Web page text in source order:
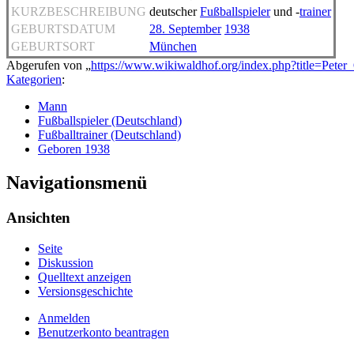
KURZBESCHREIBUNG deutscherFußballspielerund -trainer
GEBURTSDATUM
28. September 1938
GEBURTSORT
München
Abgerufen von „https://www.wikiwaldhof.org/
Kategorien:
Mann
Fußballspieler (Deutschland)
Fußballtrainer (Deutschland)
Geboren 1938
Navigationsmenü
Ansichten
Seite
Diskussion
Quelltext anzeigen
Versionsgeschichte
Anmelden
Benutzerkonto beantragen